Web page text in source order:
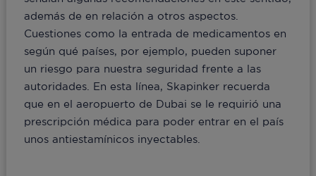
además de en relación a otros aspectos.
Cuestiones como la entrada de medicamentos en
según qué países, por ejemplo, pueden suponer
un riesgo para nuestra seguridad frente a las
autoridades. En esta línea, Skapinker recuerda
que en el aeropuerto de Dubai se le requirió una
prescripción médica para poder entrar en el país
unos antiestamínicos inyectables.